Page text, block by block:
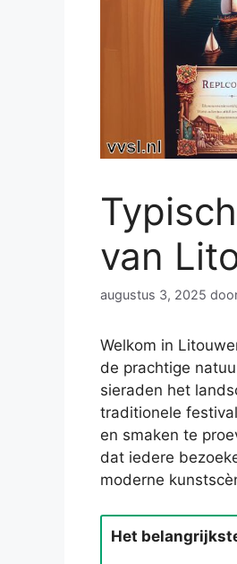
van
augustus 3, 2025
Welkom in
de prachtige
sieraden het
traditionele
en smaken te
dat iedere
moderne
Het